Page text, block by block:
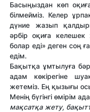
Басыңыздан көп
білмейміз. Келер
дүние жазып
әрбір оқиға
болар еді» деген соң
едім.
Бақытқа ұмтылуға
адам көкірегіне
жетеміз. Ең қызығы
Менің бүгінгі өмірім
мақсатқа жету,